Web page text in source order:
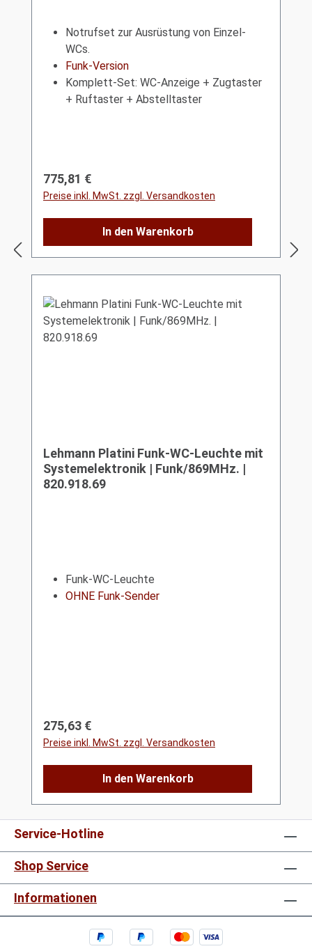
Notrufset zur Ausrüstung von Einzel-
WCs.
Funk-Version
Komplett-Set: WC-Anzeige + Zugtaster
+ Ruftaster + Abstelltaster
Regulärer Preis:
775,81 €
Preise inkl. MwSt. zzgl. Versandkosten
In den Warenkorb
Lehmann Platini Funk-WC-Leuchte mit
Systemelektronik | Funk/869MHz. |
820.918.69
Funk-WC-Leuchte
OHNE Funk-Sender
Regulärer Preis:
275,63 €
Preise inkl. MwSt. zzgl. Versandkosten
In den Warenkorb
Service-Hotline
Shop Service
Informationen